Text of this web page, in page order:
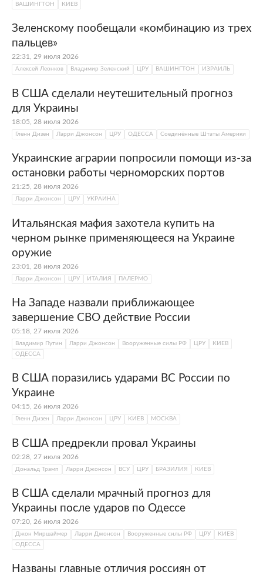
ВАШИНГТОН
КИЕВ
Зеленскому пообещали «комбинацию из трех
пальцев»
22:31, 29 июля 2026
Алексей Леонков Владимир Зеленский ЦРУ ВАШИНГТОН ИЗРАИЛЬ
В США сделали неутешительный прогноз
для Украины
18:05, 28 июля 2026
Гленн Дизен Ларри Джонсон ЦРУ ОДЕССА Соединённые Штаты Америки
Украинские аграрии попросили помощи из-за
остановки работы черноморских портов
21:25, 28 июля 2026
Ларри Джонсон ЦРУ УКРАИНА
Итальянская мафия захотела купить на
черном рынке применяющееся на Украине
оружие
23:01, 28 июля 2026
Ларри Джонсон ЦРУ ИТАЛИЯ ПАЛЕРМО
На Западе назвали приближающее
завершение СВО действие России
05:18, 27 июля 2026
Владимир Путин Ларри Джонсон Вооруженные силы РФ ЦРУ
КИЕВ
ОДЕССА
В США поразились ударами ВС России по
Украине
04:15, 26 июля 2026
Гленн Дизен Ларри Джонсон ЦРУ КИЕВ МОСКВА
В США предрекли провал Украины
02:28, 27 июля 2026
Дональд Трамп Ларри Джонсон ВСУ ЦРУ БРАЗИЛИЯ КИЕВ
В США сделали мрачный прогноз для
Украины после ударов по Одессе
07:20, 26 июля 2026
Джон Миршаймер Ларри Джонсон Вооруженные силы РФ ЦРУ
КИЕВ
ОДЕССА
Названы главные отличия россиян от